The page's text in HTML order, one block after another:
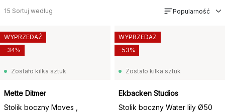
15 Sortuj według Popularność
Zostało kilka sztuk
Mette Ditmer
Stolik boczny Moves ,
WYPRZEDAŻ
-34%
Zostało kilka sztuk
Ekbacken Studios
Stolik boczny Water lily Ø50
WYPRZEDAŻ
-53%